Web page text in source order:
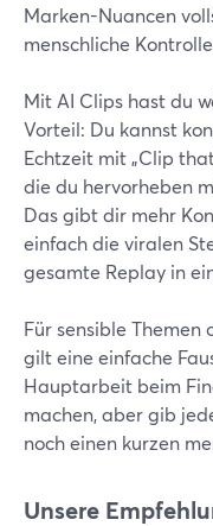
Marken-Nuancen
menschliche
Mit AI Clips hast du
Vorteil: Du kannst
Echtzeit mit „Clip
die du hervorheben
Das gibt dir mehr
einfach die viralen
gesamte Replay in
Für sensible
gilt eine einfache
Hauptarbeit beim
machen, aber gib
noch einen kurzen
Unsere